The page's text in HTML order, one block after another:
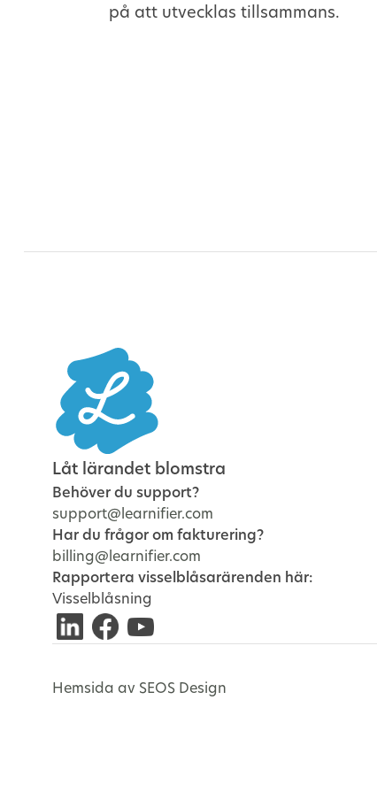
på att utvecklas tillsammans.
Låt lärandet blomstra
Behöver du support?
support@learnifier.com
Har du frågor om fakturering?
billing@learnifier.com
Rapportera visselblåsarärenden här:
Visselblåsning
Hemsida av SEOS Design